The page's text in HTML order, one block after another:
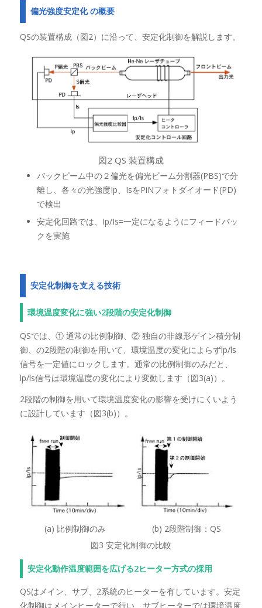
偏光強度安定化 の概要
QSの装置構成（図2）に沿って、安定化制御を解説します。
図2 QS 装置構成
バックビーム中の２偏光を偏光ビーム分割器(PBS)で分
離し、各々の光強度Ip、IsをPiNフォトダイオード(PD)
で検出
安定化回路では、Ip/Is=一定になるようにフィードバッ
クを実施
安定化制御を支える技術
環境温度変化に強い2段階の安定化制御
QSでは、① 通常の比例制御、② 独自の非線形ゲイン積分制
御、の2段階の制御を用いて、環境温度の変化によらずlp/ls
信号を一定値にロックします。通常の比例制御のみだと、
lp/ls信号は環境温度の変化により変動します（図3(a)）。
2段階の制御を用いて環境温度変化の影響を受けにくいよう
に設計しています（図3(b)）。
(a) 比例制御のみ
(b) 2段階制御：QS
図3 安定化制御の比較
安定化動作温度範囲を広げる2ヒーター方式の採用
QSはメイン、サブ、2系統のヒーターを有しています。安定
化制御はメインヒーターで行い、サブヒーターでは環境温度